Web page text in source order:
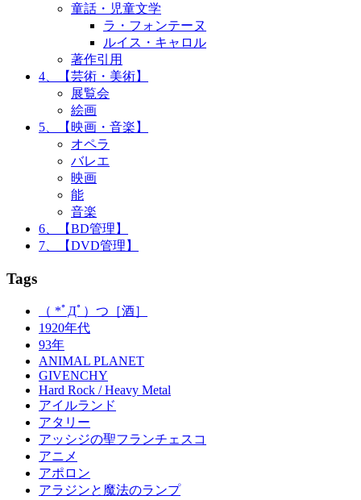
童話・児童文学
ラ・フォンテーヌ
ルイス・キャロル
著作引用
4、【芸術・美術】
展覧会
絵画
5、【映画・音楽】
オペラ
バレエ
映画
能
音楽
6、【BD管理】
7、【DVD管理】
Tags
（ *ﾟДﾟ）つ［酒］
1920年代
93年
ANIMAL PLANET
GIVENCHY
Hard Rock / Heavy Metal
アイルランド
アタリー
アッシジの聖フランチェスコ
アニメ
アポロン
アラジンと魔法のランプ